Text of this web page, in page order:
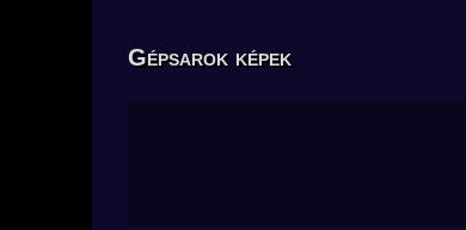
Gépsarok képek